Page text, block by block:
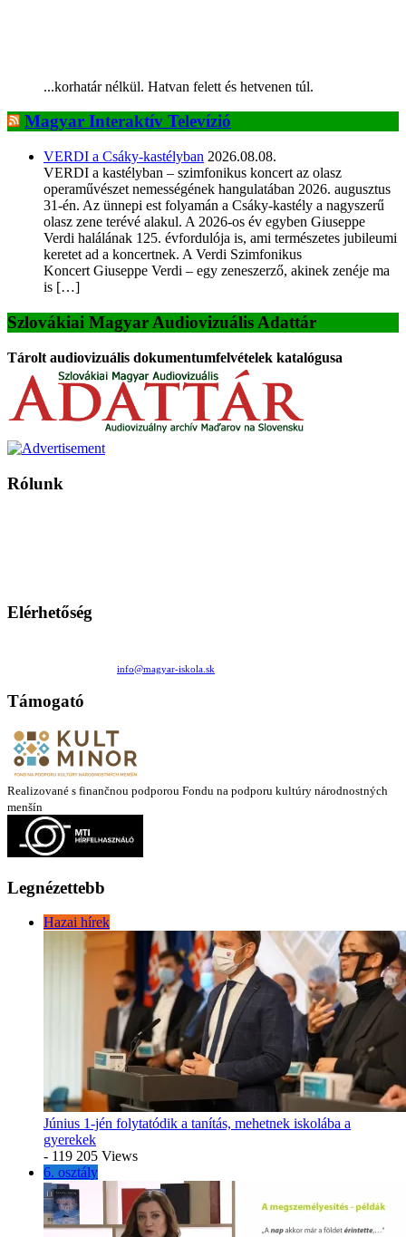
...korhatár nélkül. Hatvan felett és hetvenen túl.
Magyar Interaktív Televízió
VERDI a Csáky-kastélyban 2026.08.08.
VERDI a kastélyban – szimfonikus koncert az olasz
operaművészet nemességének hangulatában 2026. augusztus
31-én. Az ünnepi est folyamán a Csáky-kastély a nagyszerű
olasz zene terévé alakul. A 2026-os év egyben Giuseppe
Verdi halálának 125. évfordulója is, ami természetes jubileumi
keretet ad a koncertnek. A Verdi Szimfonikus
Koncert Giuseppe Verdi – egy zeneszerző, akinek zenéje ma
is […]
Szlovákiai Magyar Audiovizuális Adattár
Tárolt audiovizuális dokumentumfelvételek katalógusa
Rólunk
Elérhetőség
info@magyar-iskola.sk
Támogató
Realizované s finančnou podporou Fondu na podporu kultúry národnostných
menšín
Legnézettebb
Hazai hírek
Június 1-jén folytatódik a tanítás, mehetnek iskolába a
gyerekek
- 119 205 Views
6. osztály